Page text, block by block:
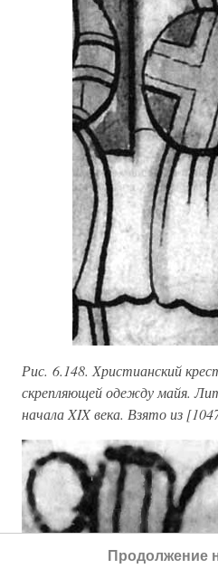
Рис. 6.148. Христианский
скрепляющей одежду майя.
начала XIX века. Взято из
Продолжение